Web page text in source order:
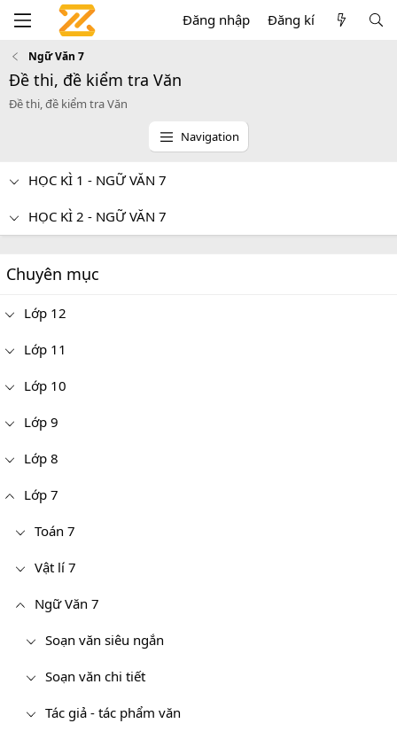
Đăng nhập Đăng kí
Ngữ Văn 7
Đề thi, đề kiểm tra Văn
Đề thi, đề kiểm tra Văn
Navigation
HỌC KÌ 1 - NGỮ VĂN 7
HỌC KÌ 2 - NGỮ VĂN 7
Chuyên mục
Lớp 12
Lớp 11
Lớp 10
Lớp 9
Lớp 8
Lớp 7
Toán 7
Vật lí 7
Ngữ Văn 7
Soạn văn siêu ngắn
Soạn văn chi tiết
Tác giả - tác phẩm văn